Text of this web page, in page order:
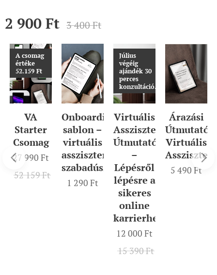
2 900 Ft 3 400Ft
VA
Starter
Csomag
A csomag
értéke
52.159 Ft
27 990 Ft
52 159Ft
Onboarding
sablon –
virtuális
asszisztenseknek/
szabadúszóknak
1 290 Ft
Virtuális
Asszisztens
Útmutató
–
Lépésről
lépésre a
sikeres
online
karrierhez
Július
végéig
ajándék 30
perces
konzultáció.
12 000 Ft
15 390Ft
Árazási
Útmutató
Virtuális
5 490 Ft